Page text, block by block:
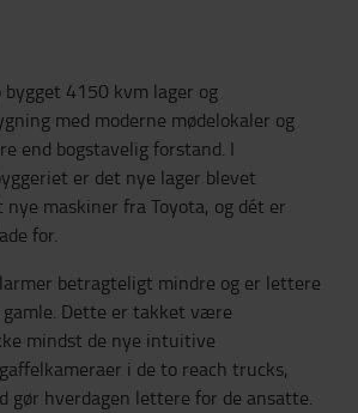
4150 kvm lager og
med moderne mødelokaler og
end bogstavelig forstand. I
er det nye lager blevet
maskiner fra Toyota, og dét er
for.
betragteligt mindre og er lettere
Dette er takket være
mindst de nye intuitive
i de to reach trucks,
gør hverdagen lettere for de ansatte.